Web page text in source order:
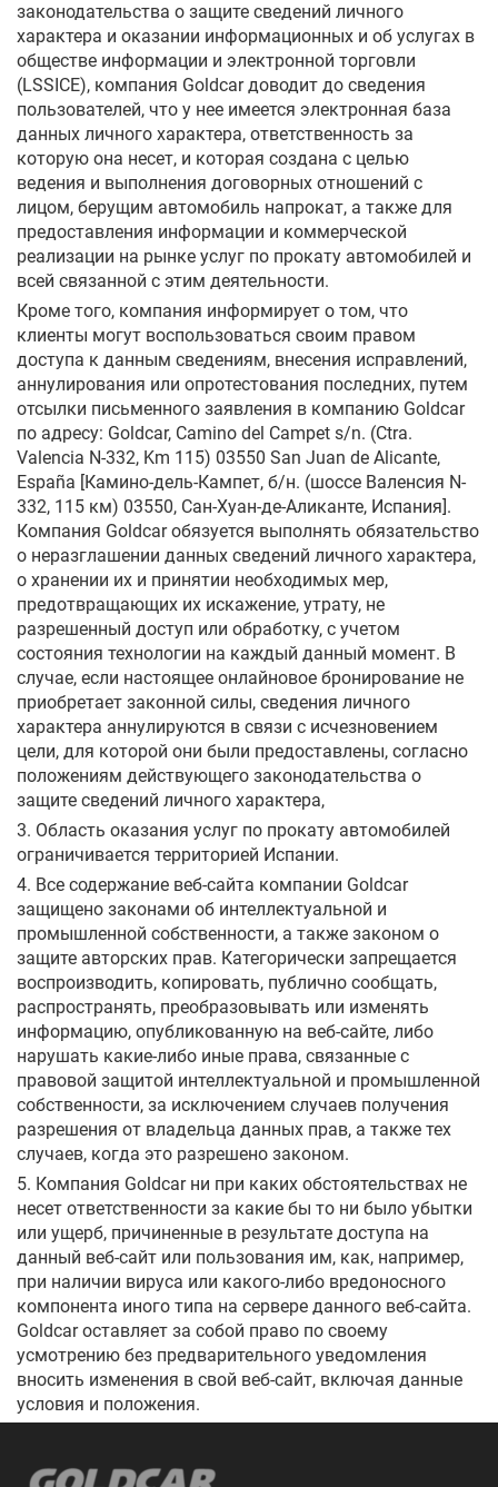
законодательства о защите сведений личного
характера и оказании информационных и об услугах в
обществе информации и электронной торговли
(LSSICE), компания Goldcar доводит до сведения
пользователей, что у нее имеется электронная база
данных личного характера, ответственность за
которую она несет, и которая создана с целью
ведения и выполнения договорных отношений с
лицом, берущим автомобиль напрокат, а также для
предоставления информации и коммерческой
реализации на рынке услуг по прокату автомобилей и
всей связанной с этим деятельности.
Кроме того, компания информирует о том, что
клиенты могут воспользоваться своим правом
доступа к данным сведениям, внесения исправлений,
аннулирования или опротестования последних, путем
отсылки письменного заявления в компанию Goldcar
по адресу: Goldcar, Camino del Campet s/n. (Ctra.
Valencia N-332, Km 115) 03550 San Juan de Alicante,
España [Камино-дель-Кампет, б/н. (шоссе Валенсия N-
332, 115 км) 03550, Сан-Хуан-де-Аликанте, Испания].
Компания Goldcar обязуется выполнять обязательство
о неразглашении данных сведений личного характера,
о хранении их и принятии необходимых мер,
предотвращающих их искажение, утрату, не
разрешенный доступ или обработку, с учетом
состояния технологии на каждый данный момент. В
случае, если настоящее онлайновое бронирование не
приобретает законной силы, сведения личного
характера аннулируются в связи с исчезновением
цели, для которой они были предоставлены, согласно
положениям действующего законодательства о
защите сведений личного характера,
3. Область оказания услуг по прокату автомобилей
ограничивается территорией Испании.
4. Все содержание веб-сайта компании Goldcar
защищено законами об интеллектуальной и
промышленной собственности, а также законом о
защите авторских прав. Категорически запрещается
воспроизводить, копировать, публично сообщать,
распространять, преобразовывать или изменять
информацию, опубликованную на веб-сайте, либо
нарушать какие-либо иные права, связанные с
правовой защитой интеллектуальной и промышленной
собственности, за исключением случаев получения
разрешения от владельца данных прав, а также тех
случаев, когда это разрешено законом.
5. Компания Goldcar ни при каких обстоятельствах не
несет ответственности за какие бы то ни было убытки
или ущерб, причиненные в результате доступа на
данный веб-сайт или пользования им, как, например,
при наличии вируса или какого-либо вредоносного
компонента иного типа на сервере данного веб-сайта.
Goldcar оставляет за собой право по своему
усмотрению без предварительного уведомления
вносить изменения в свой веб-сайт, включая данные
условия и положения.